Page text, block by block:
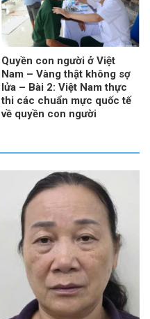
Quyền con người ở Việt
Nam – Vàng thật không sợ
lửa – Bài 2: Việt Nam thực
thi các chuẩn mực quốc tế
về quyền con người